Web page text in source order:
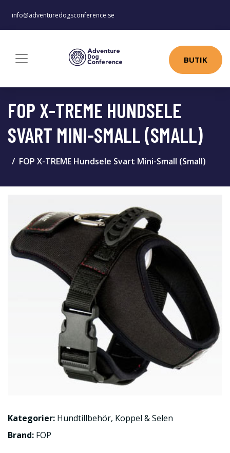
info@adventuredogsconference.se
BUTIK
FOP X-TREME HUNDSELE
SVART MINI-SMALL (SMALL)
FOP X-TREME Hundsele Svart Mini-Small (Small)
Kategorier: Hundtillbehör, Koppel & Selen
Brand: FOP